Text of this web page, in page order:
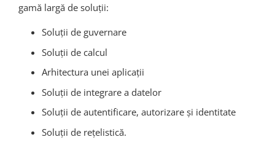
gamă largă de soluții:
Soluții de guvernare
Soluții de calcul
Arhitectura unei aplicații
Soluții de integrare a datelor
Soluții de autentificare, autorizare și identitate
Soluții de rețelistică.